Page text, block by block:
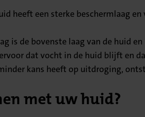
heeft een sterke beschermlaag
is de bovenste laag van de huid
dat vocht in de huid blijft en
kans heeft op uitdroging,
met uw huid?